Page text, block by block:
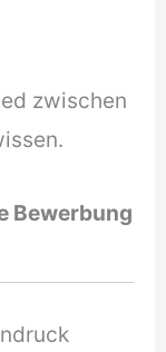
zwischen
Bewerbung